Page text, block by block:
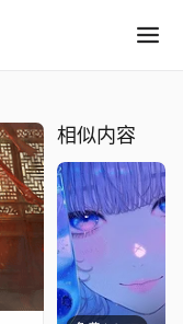
相似内容